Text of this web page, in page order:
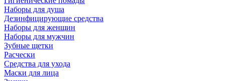
Наборы для душа
Дезинфицирующие средства
Наборы для женщин
Наборы для мужчин
Зубные щетки
Расчески
Средства для ухода
Маски для лица